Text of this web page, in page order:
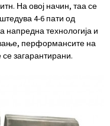
На овој начин, таа се
4-6 пати од
напредна технологија и
перформансите на
загарантирани.